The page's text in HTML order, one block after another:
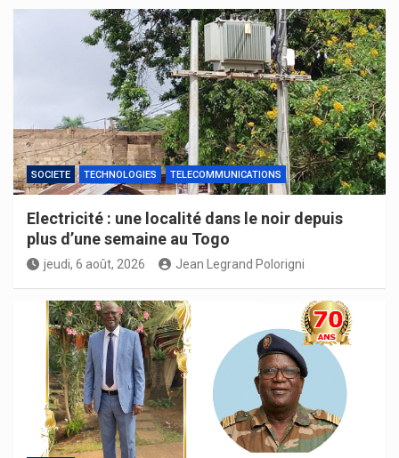
SOCIETE TECHNOLOGIES TELECOMMUNICATIONS
Electricité : une localité dans le noir depuis
plus d’une semaine au Togo
jeudi, 6 août, 2026 Jean Legrand Polorigni